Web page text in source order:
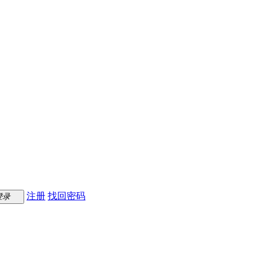
录 注册 找回密码